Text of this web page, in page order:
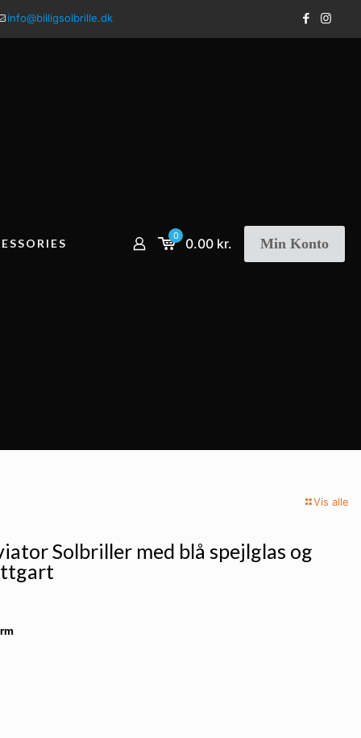
info@billigsolbrille.dk
0 0.00 kr. Min Konto
Vis alle
Solbriller med blå spejlglas og